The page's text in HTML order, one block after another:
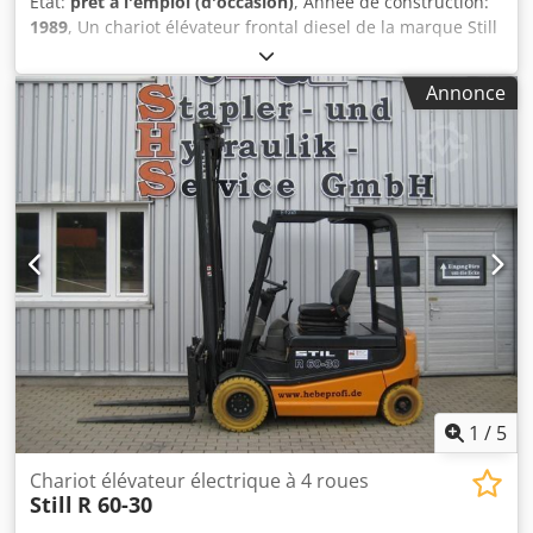
positionneur de fourches, 3ème distributeur, 4ème
distributeur, projecteur de travail arrière, projecteur de
travail avant, chauffage, cabine intégrale, miroir intérieur,
joystick, gyrophare, essuie-glace, mono-pédale, LED, siège.
1989, Un chariot élévateur frontal diesel de la marque Still
est disponible. Capacité de charge utile : 3 500 kg, poids
total maximal : 10 000 kg, centre de gravité de la charge :
500 mm, distance du centre de gravité de la charge : 510
mm, moteur : Mercedes-Benz OM617, cylindrée : 3 m³,
puissance du moteur : 46,5 kW, empattement : 1 950 mm,
mât : duplex, hauteur de levée : 3 320 mm, dimensions de
la machine (L/l/H) : environ 3 950 mm / 1 350 mm / 2 400
mm, poids : environ 5 450 kg. Une visite sur place est
possible. Csdszk Naljpfx Al Tsrf
Annonce
1 / 5
Chariot élévateur électrique à 4 roues
Still R 60-30